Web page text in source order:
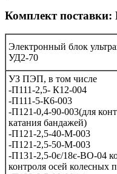
Комплект
Электронный блок
УД2-70
УЗ ПЭП, в том числе
-П111-2,5- К12-004
-П111-5-К6-003
-П121-0,4-90-003(для
катания бандажей)
-П121-2,5-40-М-003
-П121-2,5-50-М-003
-П131-2,5-0є/18є-ВО-04
контроля осей колесных